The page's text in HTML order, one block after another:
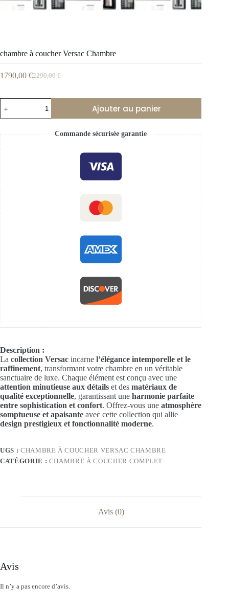
chambre à coucher Versac Chambre
2290,00€
1790,00 €
Ajouter au panier
Commande sécurisée garantie
Description :
La collection Versac incarne l’élégance intemporelle et le
raffinement, transformant votre chambre en un véritable
sanctuaire de luxe. Chaque élément est conçu avec une
attention minutieuse aux détails et des matériaux de
qualité exceptionnelle, garantissant une harmonie parfaite
entre sophistication et confort. Offrez-vous une atmosphère
somptueuse et apaisante avec cette collection qui allie
design prestigieux et fonctionnalité moderne.
UGS : CHAMBRE À COUCHER VERSAC CHAMBRE
CATÉGORIE : CHAMBRE À COUCHER COMPLET
Avis (0)
Avis
Il n’y a pas encore d’avis.